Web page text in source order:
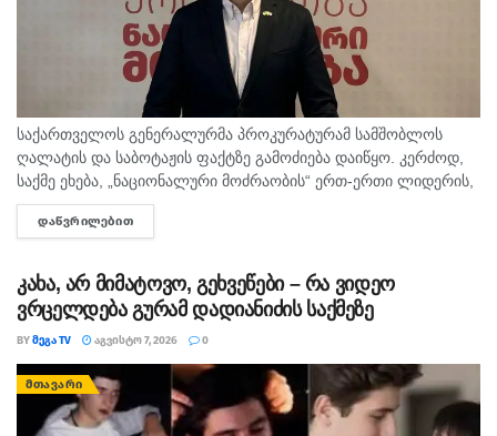
საქართველოს გენერალურმა პროკურატურამ სამშობლოს
ღალატის და საბოტაჟის ფაქტზე გამოძიება დაიწყო. კერძოდ,
საქმე ეხება, „ნაციონალური მოძრაობის“ ერთ-ერთი ლიდერის,
გიორგი ბარამიძის მიერ იაგო ხვიჩიასთვის მიცემულ
ინტერვიუს, სადაც ის აღნიშნავს, რომ რომ აფხაზეთში...
ᲓᲐᲬᲕᲠᲘᲚᲔᲑᲘᲗ
კახა, არ მიმატოვო, გეხვეწები – რა ვიდეო
ვრცელდება გურამ დადიანიძის საქმეზე
BYᲛᲔᲒᲐ TV ᲐᲒᲕᲘᲡᲢᲝ 7, 2026 0
ᲛᲗᲐᲕᲐᲠᲘ